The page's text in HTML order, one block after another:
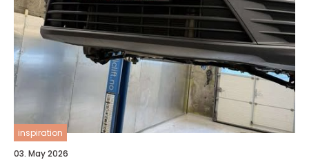
inspiration
03. May 2026